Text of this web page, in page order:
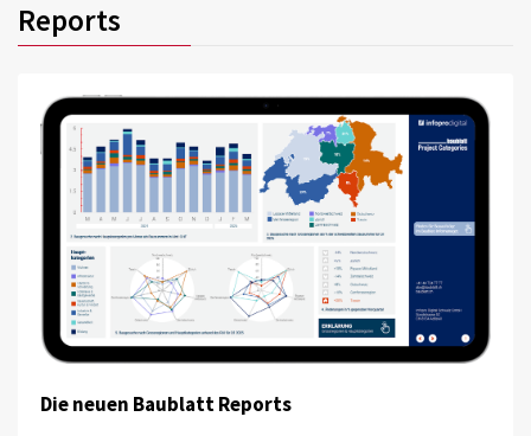
Reports
Die neuen Baublatt Reports